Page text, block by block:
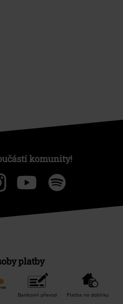
komunity!
platby
Bankovní převod Platba na dobírku